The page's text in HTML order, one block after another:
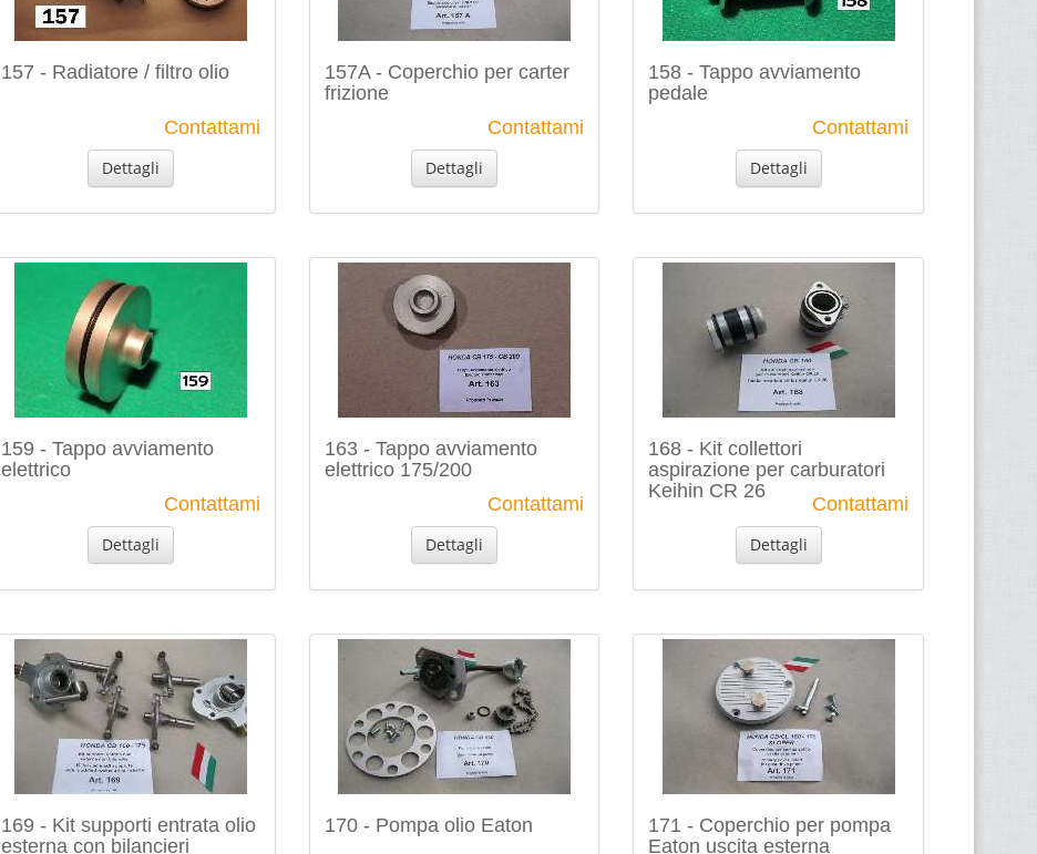
157 - Radiatore / filtro olio
Contattami
Dettagli
157A - Coperchio per carter
frizione
Contattami
Dettagli
158 - Tappo avviamento
pedale
Contattami
Dettagli
159 - Tappo avviamento
elettrico
Contattami
Dettagli
163 - Tappo avviamento
elettrico 175/200
Contattami
Dettagli
168 - Kit collettori
aspirazione per carburatori
Keihin CR 26
Contattami
Dettagli
169 - Kit supporti entrata olio
esterna con bilancieri
170 - Pompa olio Eaton
171 - Coperchio per pompa
Eaton uscita esterna